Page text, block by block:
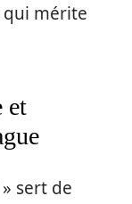
mérite
et
sert de